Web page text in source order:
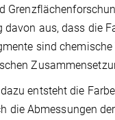
davon aus, dass die
sind
entsteht die
die Abmessungen